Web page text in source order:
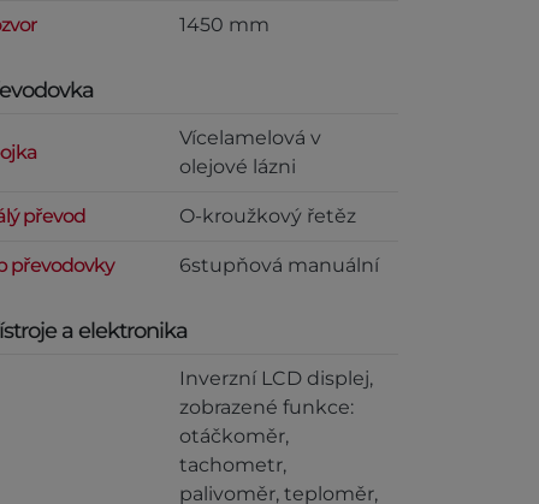
1450 mm
Vícelamelová v
olejové lázni
převod O-kroužkový řetěz
převodovky 6stupňová manuální
a elektronika
Inverzní LCD displej,
zobrazené funkce:
otáčkoměr,
tachometr,
palivoměr, teploměr,